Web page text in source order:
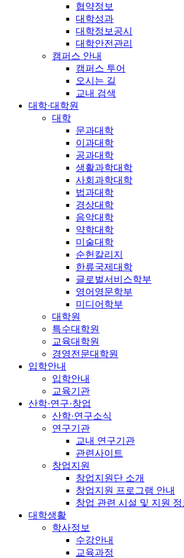
협약정보
대학성과
대학정보공시
대학안전관리
캠퍼스 안내
캠퍼스 투어
오시는 길
교내 검색
대학·대학원
대학
문과대학
이과대학
공과대학
생활과학대학
사회과학대학
법과대학
경상대학
음악대학
약학대학
미술대학
순헌칼리지
한류국제대학
글로벌서비스학부
영어영문학부
미디어학부
대학원
특수대학원
교육대학원
경영전문대학원
입학안내
입학안내
교육기관
산학·연구·창업
산학·연구소식
연구기관
교내 연구기관
관련사이트
창업지원
창업지원단 소개
창업지원 프로그램 안내
창업 관련 시설 및 지원 정
대학생활
학사정보
수강안내
교육과정